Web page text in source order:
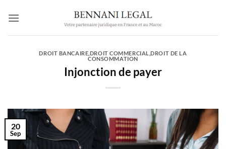
DROIT BANCAIRE DROIT COMMERCIAL ,DROIT DE LA
CONSOMMATION
Injonction de payer
20
Sep